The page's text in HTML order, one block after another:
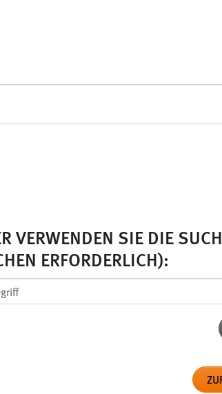
VERWENDEN SIE DIE
ERFORDERLICH):